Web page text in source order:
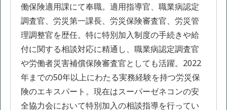
働保険適用課にて奉職。適用指導官、職業病認定
調査官、労災第一課長、労災保険審査官、労災管
理調整官を歴任。特に特別加入制度の手続きや給
付に関する相談対応に精通し、職業病認定調査官
や労働者災害補償保険審査官としても活躍。2022
年までの50年以上にわたる実務経験を持つ労災保
険のエキスパート。現在はスーパーゼネコンの安
全協力会において特別加入の相談指導を行ってい